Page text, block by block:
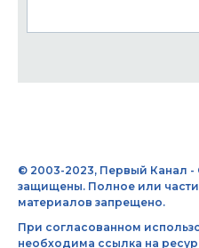
© 2003-2023, Первый Канал -
защищены. Полное или
материалов запрещено.
При согласованном
необходима ссылка на